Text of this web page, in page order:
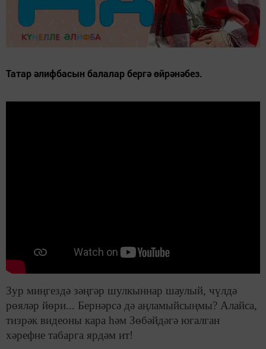
Татар әлифбасын балалар бергә өйрәнәбез.
Зур миңгездә зәңгәр шулкыннар шаулый, чүлдә
рөяләр йөри... Бернәрсә дә аңламыйсыңмы? Алайса,
тизрәк видеоны кара һәм Зөбәйдәгә югалган
хәрефне табарга ярдәм ит!